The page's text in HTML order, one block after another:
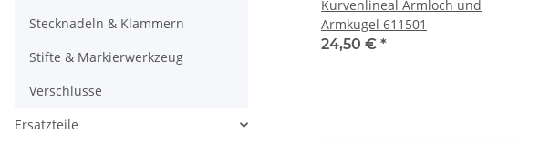
Kurvenlineal Armloch und
Armkugel 611501
24,50 € *
Stecknadeln & Klammern
Stifte & Markierwerkzeug
Verschlüsse
Ersatzteile